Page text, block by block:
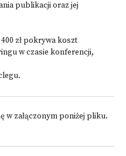
publikacji oraz jej
zł pokrywa koszt
w czasie konferencji,
w załączonym poniżej pliku.